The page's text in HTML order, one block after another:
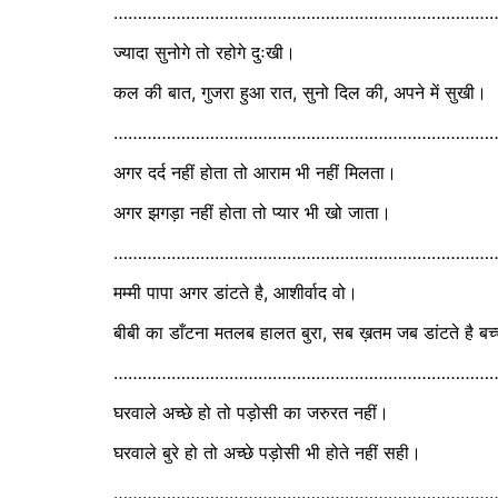
ज्यादा सुनोगे तो रहोगे दुःखी।
कल की बात, गुजरा हुआ रात, सुनो दिल की, अपने में सुखी।
अगर दर्द नहीं होता तो आराम भी नहीं मिलता।
अगर झगड़ा नहीं होता तो प्यार भी खो जाता।
मम्मी पापा अगर डांटते है, आशीर्वाद वो।
बीबी का डाँटना मतलब हालत बुरा, सब ख़तम जब डांटते है
घरवाले अच्छे हो तो पड़ोसी का जरुरत नहीं।
घरवाले बुरे हो तो अच्छे पड़ोसी भी होते नहीं सही।